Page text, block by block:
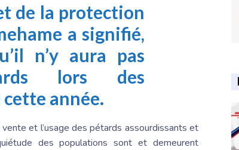
de la protection
a signifié,
n’y aura pas
lors des
année.
et l’usage des pétards assourdissants et
des populations sont et demeurent